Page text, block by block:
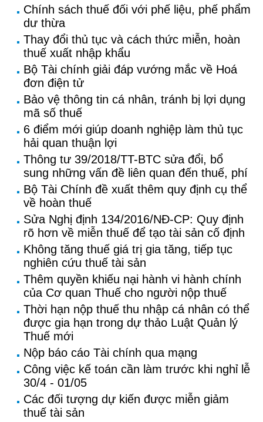
Chính sách thuế đối với phế liệu, phế phẩm
dư thừa
Thay đổi thủ tục và cách thức miễn, hoàn
thuế xuất nhập khẩu
Bộ Tài chính giải đáp vướng mắc về Hoá
đơn điện tử
Bảo vệ thông tin cá nhân, tránh bị lợi dụng
mã số thuế
6 điểm mới giúp doanh nghiệp làm thủ tục
hải quan thuận lợi
Thông tư 39/2018/TT-BTC sửa đổi, bổ
sung những vấn đề liên quan đến thuế, phí
Bộ Tài Chính đề xuất thêm quy định cụ thể
về hoàn thuế
Sửa Nghị định 134/2016/NĐ-CP: Quy định
rõ hơn về miễn thuế để tạo tài sản cố định
Không tăng thuế giá trị gia tăng, tiếp tục
nghiên cứu thuế tài sản
Thêm quyền khiếu nại hành vi hành chính
của Cơ quan Thuế cho người nộp thuế
Thời hạn nộp thuế thu nhập cá nhân có thể
được gia hạn trong dự thảo Luật Quản lý
Thuế mới
Nộp báo cáo Tài chính qua mạng
Công việc kế toán cần làm trước khi nghỉ lễ
30/4 - 01/05
Các đối tượng dự kiến được miễn giảm
thuế tài sản